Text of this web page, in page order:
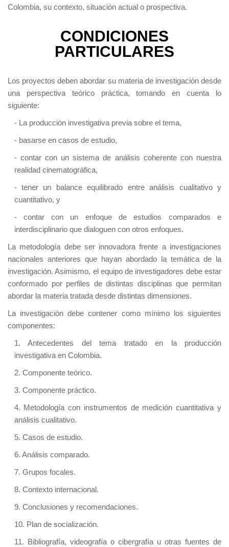
Colombia, su contexto, situación actual o prospectiva.
CONDICIONES
PARTICULARES
Los proyectos deben abordar su materia de investigación desde
una perspectiva teórico práctica, tomando en cuenta lo
siguiente:
- La producción investigativa previa sobre el tema,
- basarse en casos de estudio,
- contar con un sistema de análisis coherente con nuestra
realidad cinematográfica,
- tener un balance equilibrado entre análisis cualitativo y
cuantitativo, y
- contar con un enfoque de estudios comparados e
interdisciplinario que dialoguen con otros enfoques.
La metodología debe ser innovadora frente a investigaciones
nacionales anteriores que hayan abordado la temática de la
investigación. Asimismo, el equipo de investigadores debe estar
conformado por perfiles de distintas disciplinas que permitan
abordar la materia tratada desde distintas dimensiones.
La investigación debe contener como mínimo los siguientes
componentes:
1. Antecedentes del tema tratado en la producción
investigativa en Colombia.
2. Componente teórico.
3. Componente práctico.
4. Metodología con instrumentos de medición cuantitativa y
análisis cualitativo.
5. Casos de estudio.
6. Análisis comparado.
7. Grupos focales.
8. Contexto internacional.
9. Conclusiones y recomendaciones.
10. Plan de socialización.
11. Bibliografía, videografía o cibergrafía u otras fuentes de